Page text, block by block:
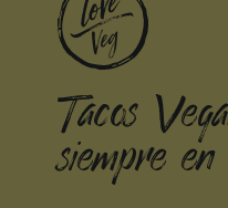
Tacos
siempre